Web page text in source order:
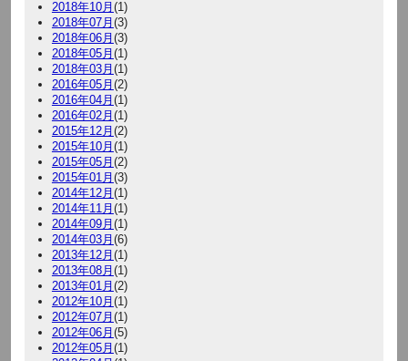
2018年10月 (1)
2018年07月 (3)
2018年06月 (3)
2018年05月 (1)
2018年03月 (1)
2016年05月 (2)
2016年04月 (1)
2016年02月 (1)
2015年12月 (2)
2015年10月 (1)
2015年05月 (2)
2015年01月 (3)
2014年12月 (1)
2014年11月 (1)
2014年09月 (1)
2014年03月 (6)
2013年12月 (1)
2013年08月 (1)
2013年01月 (2)
2012年10月 (1)
2012年07月 (1)
2012年06月 (5)
2012年05月 (1)